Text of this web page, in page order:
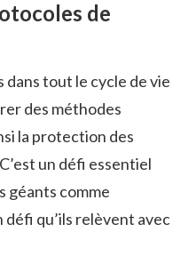
de
tout le cycle de vie
des méthodes
la protection des
un défi essentiel
géants comme
qu’ils relèvent avec